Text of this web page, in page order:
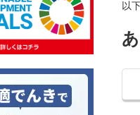
以
あ